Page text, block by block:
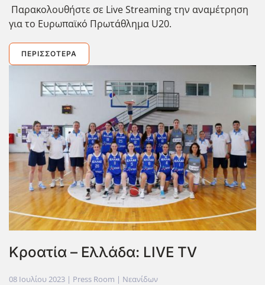
Παρακολουθήστε σε Live Streaming την αναμέτρηση
για το Ευρωπαϊκό Πρωτάθλημα U20.
ΠΕΡΙΣΣΌΤΕΡΑ
Κροατία – Ελλάδα: LIVE TV
08 Ιουλίου 2023 | Press Room | Νεανίδων